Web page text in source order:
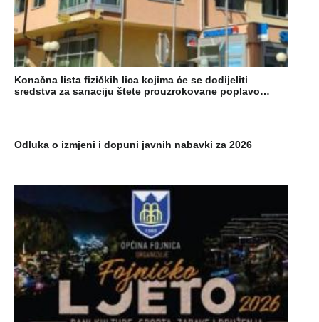
Konačna lista fizičkih lica kojima će se dodijeliti
sredstva za sanaciju štete prouzrokovane poplavo…
Odluka o izmjeni i dopuni javnih nabavki za 2026